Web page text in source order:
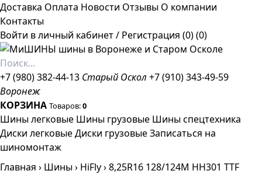
Доставка Оплата Новости Отзывы О компании
Контакты
Войти в личный кабинет/ Регистрация (0)(0)
+7 (980) 382-44-13 Старый Оскол +7 (910) 343-49-59
Воронеж
КОРЗИНА Товаров:0
Шины легковые Шины грузовые Шины спецтехника
Диски легковыеДиски грузовыеЗаписаться на
шиномонтаж
Главная › Шины› HiFly›8,25R16 128/124M HH301 TTF